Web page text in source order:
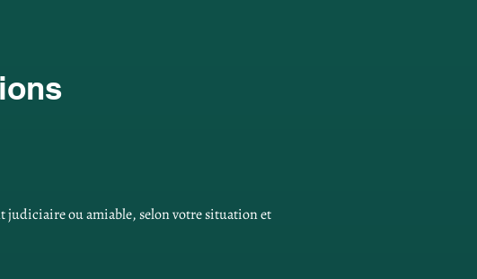
judiciaire ou amiable, selon votre situation et